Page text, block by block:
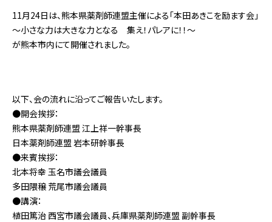
11月24日は、熊本県薬剤師連盟主催による「本田あきこを励ます会」
～小さな力は大きな力となる 集え！パレアに！！～
が熊本市内にて開催されました。
以下、会の流れに沿ってご報告いたします。
●開会挨拶：
熊本県薬剤師連盟 江上祥一幹事長
日本薬剤師連盟 岩本研幹事長
●来賓挨拶：
北本将幸 玉名市議会議員
多田隈穣 荒尾市議会議員
●講演：
植田篤治 西宮市議会議員、兵庫県薬剤師連盟 副幹事長